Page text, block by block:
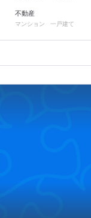
不動産
マンション 一戸建て